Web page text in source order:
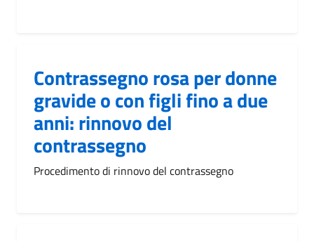
Contrassegno rosa per donne
gravide o con figli fino a due
anni: rinnovo del
contrassegno
Procedimento di rinnovo del contrassegno